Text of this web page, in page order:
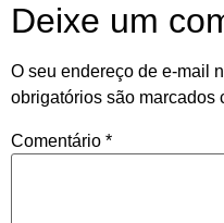
Deixe um
O seu endereço de e-mail
obrigatórios são marcados
Comentário *